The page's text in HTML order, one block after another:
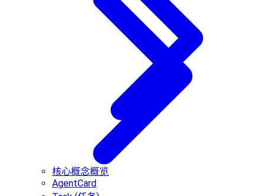
核心概念概览
AgentCard